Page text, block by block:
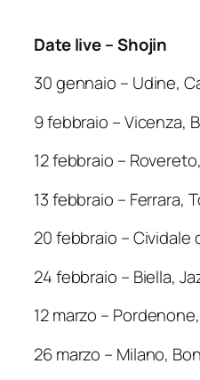
Date live – Shojin
30 gennaio – Udine,
9 febbraio – Vicenza,
12 febbraio –
13 febbraio – Ferrara,
20 febbraio – Cividale
24 febbraio – Biella,
12 marzo –
26 marzo – Milano,